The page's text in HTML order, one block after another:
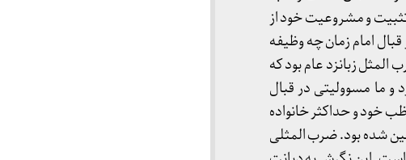
و مشروعیت خود از
امام زمان چه وظیفه
زبانزد عام بود که
و ما مسوولیتی در قبال
خود و حداکثر خانواده
شده بود. ضرب المثلی